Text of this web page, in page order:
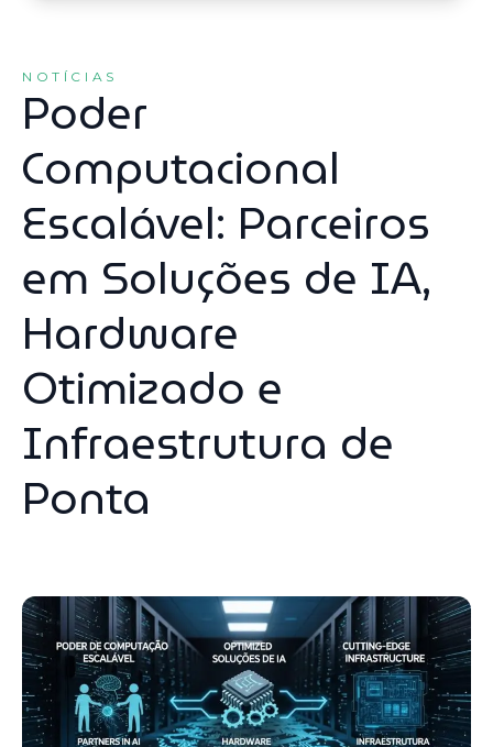
NOTÍCIAS
Poder
Computacional
Escalável: Parceiros
em Soluções de IA,
Hardware
Otimizado e
Infraestrutura de
Ponta